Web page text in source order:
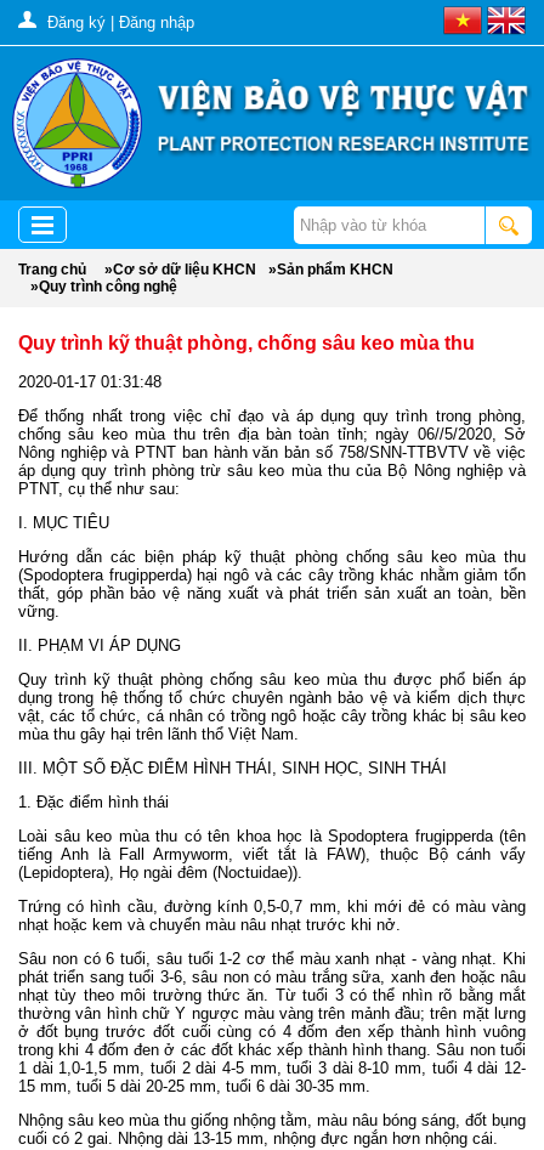
Đăng ký Đăng nhập
Trang chủ »Cơ sở dữ liệu KHCN »Sản phẩm KHCN
»Quy trình công nghệ
Quy trình kỹ thuật phòng, chống sâu keo mùa thu
2020-01-17 01:31:48
Để thống nhất trong việc chỉ đạo và áp dụng quy trình trong phòng,
chống sâu keo mùa thu trên địa bàn toàn tỉnh; ngày 06//5/2020, Sở
Nông nghiệp và PTNT ban hành văn bản số 758/SNN-TTBVTV về việc
áp dụng quy trình phòng trừ sâu keo mùa thu của Bộ Nông nghiệp và
PTNT, cụ thể như sau:
I. MỤC TIÊU
Hướng dẫn các biện pháp kỹ thuật phòng chống sâu keo mùa thu
(Spodoptera frugipperda) hại ngô và các cây trồng khác nhằm giảm tổn
thất, góp phần bảo vệ năng xuất và phát triển sản xuất an toàn, bền
vững.
II. PHẠM VI ÁP DỤNG
Quy trình kỹ thuật phòng chống sâu keo mùa thu được phổ biến áp
dụng trong hệ thống tổ chức chuyên ngành bảo vệ và kiểm dịch thực
vật, các tổ chức, cá nhân có trồng ngô hoặc cây trồng khác bị sâu keo
mùa thu gây hại trên lãnh thổ Việt Nam.
III. MỘT SỐ ĐẶC ĐIỂM HÌNH THÁI, SINH HỌC, SINH THÁI
1. Đặc điểm hình thái
Loài sâu keo mùa thu có tên khoa học là Spodoptera frugipperda (tên
tiếng Anh là Fall Armyworm, viết tắt là FAW), thuộc Bộ cánh vẩy
(Lepidoptera), Họ ngài đêm (Noctuidae)).
Trứng có hình cầu, đường kính 0,5-0,7 mm, khi mới đẻ có màu vàng
nhạt hoặc kem và chuyển màu nâu nhạt trước khi nở.
Sâu non có 6 tuổi, sâu tuổi 1-2 cơ thể màu xanh nhạt - vàng nhạt. Khi
phát triển sang tuổi 3-6, sâu non có màu trắng sữa, xanh đen hoặc nâu
nhạt tùy theo môi trường thức ăn. Từ tuổi 3 có thể nhìn rõ bằng mắt
thường vân hình chữ Y ngược màu vàng trên mảnh đầu; trên mặt lưng
ở đốt bụng trước đốt cuối cùng có 4 đốm đen xếp thành hình vuông
trong khi 4 đốm đen ở các đốt khác xếp thành hình thang. Sâu non tuổi
1 dài 1,0-1,5 mm, tuổi 2 dài 4-5 mm, tuổi 3 dài 8-10 mm, tuổi 4 dài 12-
15 mm, tuổi 5 dài 20-25 mm, tuổi 6 dài 30-35 mm.
Nhộng sâu keo mùa thu giống nhộng tằm, màu nâu bóng sáng, đốt bụng
cuối có 2 gai. Nhộng dài 13-15 mm, nhộng đực ngắn hơn nhộng cái.